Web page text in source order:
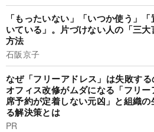
「もったいない」「いつか使う」
いている」。片づけない人の「三
方法
石阪京子
なぜ「フリーアドレス」は失敗す
オフィス改修がムダになる「フリ
席予約が定着しない元凶」と組織
る解決策とは
PR